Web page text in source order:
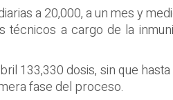
a 20,000, a un mes y
técnicos a cargo de la
133,330 dosis, sin que
fase del proceso.